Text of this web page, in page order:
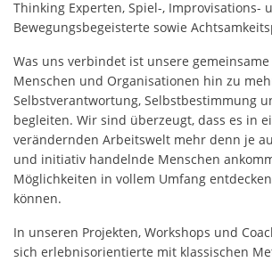
Thinking Experten, Spiel-, Improvisations-
Bewegungsbegeisterte sowie
Was uns verbindet ist unsere
Menschen und Organisationen hin zu
Selbstverantwortung, Selbstbestimmung
begleiten. Wir sind überzeugt, dass es in
verändernden Arbeitswelt mehr denn je
und initiativ handelnde Menschen
Möglichkeiten in vollem Umfang
können.
In unseren Projekten, Workshops und
sich erlebnisorientierte mit klassischen